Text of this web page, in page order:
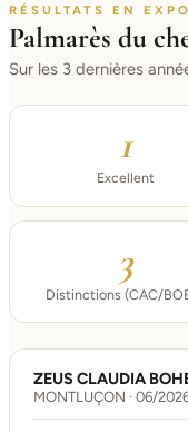
RÉSULTATS EN
Palmarès du
Sur les 3 dernières
1
Excellent
3
Distinctions (CAC/
ZEUS CLAUDIA
MONTLUÇON · 06/2026